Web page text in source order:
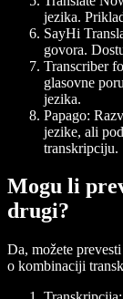
jezika.
SayHi
govora.
Transcriber
glasovne
jezika.
Papago:
jezike, ali
transkripciju.
Mogu li
drugi?
Da, možete
o kombinaciji